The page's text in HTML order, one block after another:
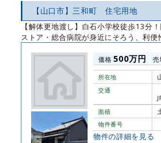
【山口市】三和町 住宅用地
【解体更地渡し】白石小学校徒歩13分
ストア・総合病院が身近にそろう、利便
価格 500万円 売
所在地
交通
面積
物件番号
物件の詳細を見る